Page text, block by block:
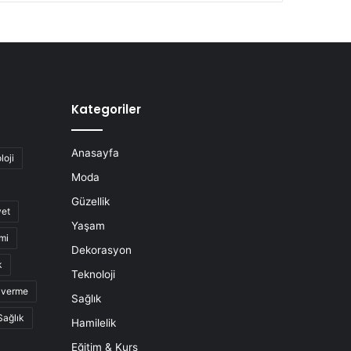
Kategoriler
Anasayfa
Moda
Güzellik
Yaşam
Dekorasyon
Teknoloji
Sağlık
Hamilelik
Eğitim & Kurs